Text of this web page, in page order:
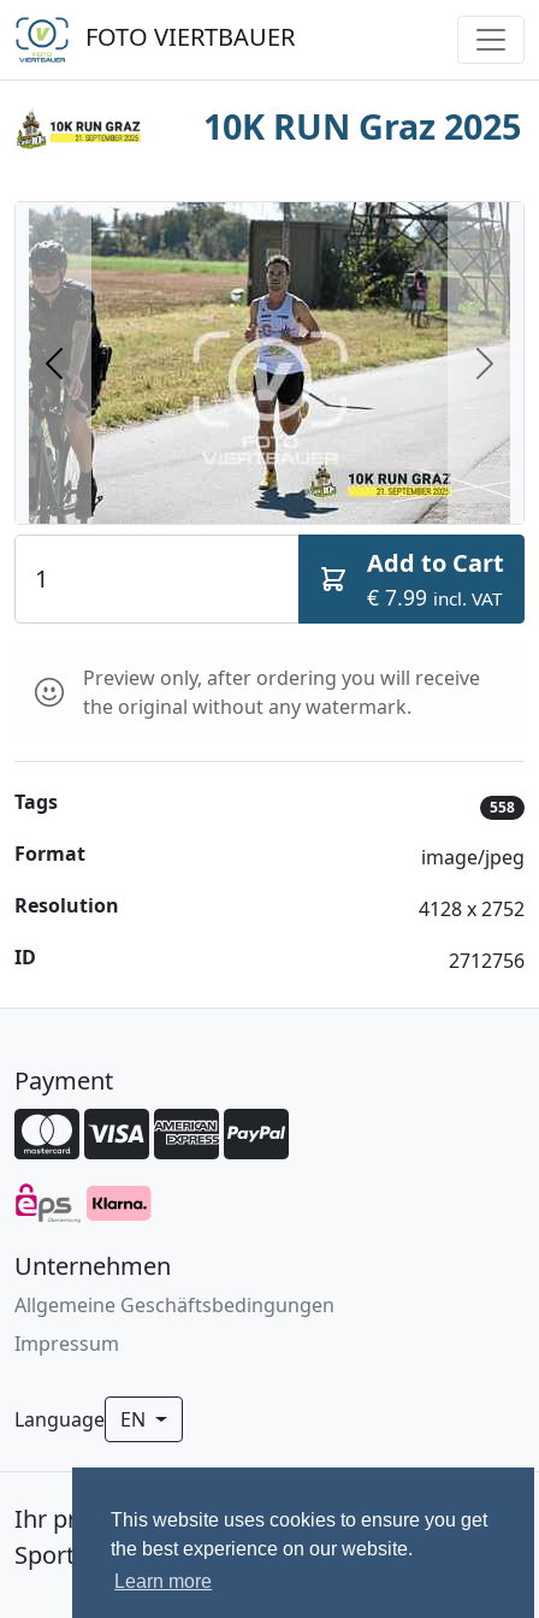
This website uses cookies to ensure you get
the best experience on our website.
Learn more
FOTO VIERTBAUER
10K RUN Graz 2025
Previous Next
Add to Cart
€ 7.99 incl. VAT
Preview only, after ordering you will receive
the original without any watermark.
Tags 558
Format
image/jpeg
Resolution
4128 x 2752
ID
2712756
Payment
Unternehmen
Allgemeine Geschäftsbedingungen
Impressum
Language EN
Ihr professionelles Fotoservice für
Sportevents seit 1992.